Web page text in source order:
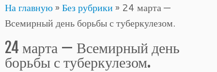
to
content
На главную»Без рубрики» 24 марта —
Всемирный день борьбы с туберкулезом.
24 марта — Всемирный день
борьбы с туберкулезом.